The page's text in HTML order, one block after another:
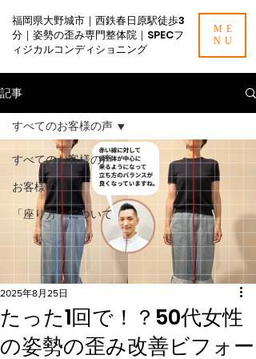
福岡県大野城市｜西鉄春日原駅徒歩3
分｜姿勢の歪み専門整体院｜SPECフ
ィジカルコンディショニング
ME
NU
記事
すべてのお客様の声
お客様の声
「座り方」について
すべてのお客様の声
たった1回で！？50代女性
の姿勢の歪み改善ビフォー
2025年8月25日